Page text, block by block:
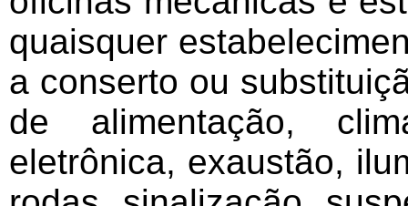
quaisquer
a conserto ou
de alimentação,
eletrônica, exaustão,